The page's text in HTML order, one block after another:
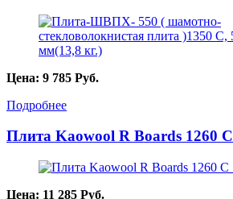
Цена: 9 785 Руб.
Подробнее
Плита Kaowool R Boards 1260
Цена: 11 285 Руб.